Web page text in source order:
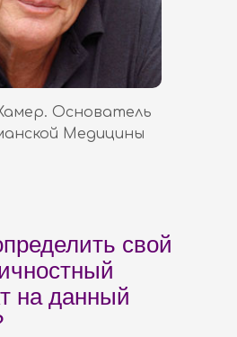
Основатель
Медицины
свой
на данный